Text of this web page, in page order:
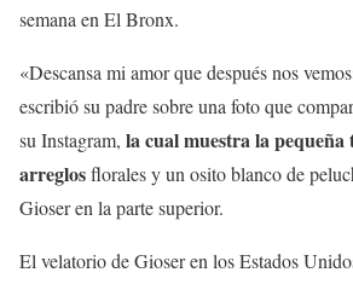
semana en El Bronx.
«Descansa mi amor que después nos
escribió su padre sobre una foto que
su Instagram, la cual muestra la
arreglosflorales y un osito blanco de
Gioser en la parte superior.
El velatorio de Gioser en los Estados